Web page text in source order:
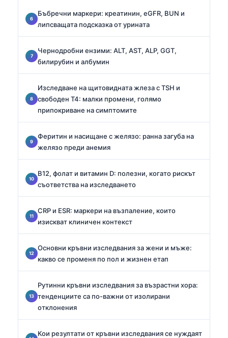
Бъбречни маркери: креатинин, eGFR, BUN и
липсващата подсказка от урината
Чернодробни ензими: ALT, AST, ALP, GGT,
билирубин и албумин
Изследване на щитовидната жлеза с TSH и
свободен T4: малки промени, голямо
припокриване на симптомите
Феритин и насищане с желязо: ранна загуба на
желязо преди анемия
B12, фолат и витамин D: полезни, когато рискът
съответства на изследването
CRP и ESR: маркери на възпаление, които
изискват клиничен контекст
Основни кръвни изследвания за жени и мъже:
какво се променя по пол и жизнен етап
Рутинни кръвни изследвания за възрастни хора:
тенденциите са по-важни от изолирани
отклонения
Кои резултати от кръвни изследвания се нуждаят